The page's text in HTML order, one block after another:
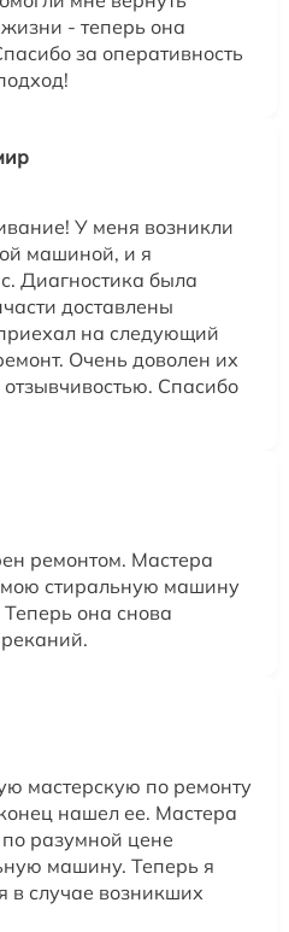
- теперь она
за оперативность
У меня возникли
машиной, и я
Диагностика была
доставлены
на следующий
Очень доволен их
Спасибо
ремонтом. Мастера
стиральную машину
она снова
мастерскую по ремонту
нашел ее. Мастера
разумной цене
машину. Теперь я
в случае возникших